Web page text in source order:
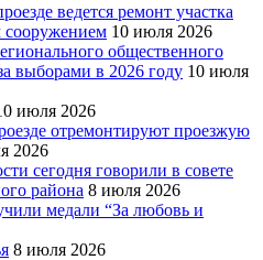
ведется ремонт участка
сооружением 10 июля 2026
общественного
выборами в 2026 году 10 июля
июля 2026
отремонтируют проезжую
2026
сегодня говорили в совете
района 8 июля 2026
медали “За любовь и
8 июля 2026